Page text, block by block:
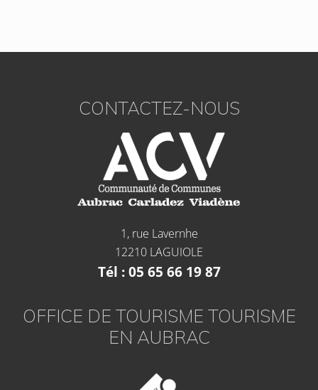
CONTACTEZ-NOUS
1, rue Lavernhe
12210 LAGUIOLE
Tél : 05 65 66 19 87
OFFICE DE TOURISME TOURISME
EN AUBRAC